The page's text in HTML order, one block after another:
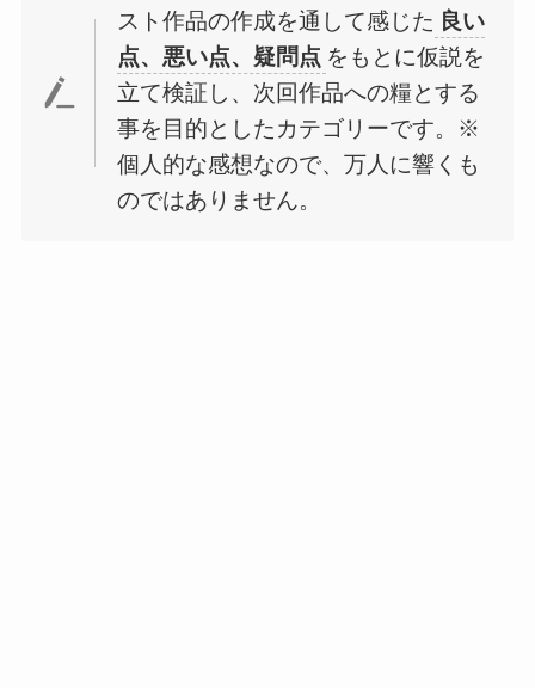
スト作品の作成を通して感じた 良い
点、悪い点、疑問点 をもとに仮説を
立て検証し、次回作品への糧とする
事を目的としたカテゴリーです。※
個人的な感想なので、万人に響くも
のではありません。